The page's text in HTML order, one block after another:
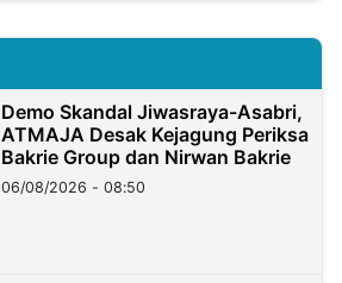
Demo Skandal Jiwasraya-Asabri,
ATMAJA Desak Kejagung Periksa
Bakrie Group dan Nirwan Bakrie
06/08/2026 - 08:50